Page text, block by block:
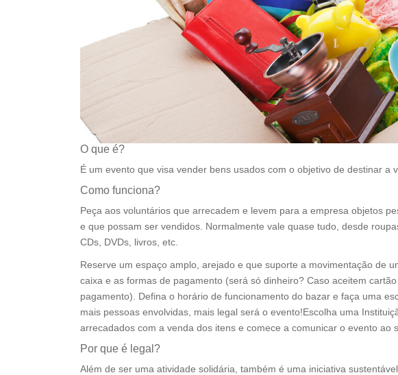
O que é?
É um evento que visa vender bens usados com o objetivo de destinar a
Como funciona?
Peça aos voluntários que arrecadem e levem para a empresa objetos
e que possam ser vendidos. Normalmente vale quase tudo, desde
CDs, DVDs, livros, etc.
Reserve um espaço amplo, arejado e que suporte a movimentação de
caixa e as formas de pagamento (será só dinheiro? Caso aceitem
pagamento). Defina o horário de funcionamento do bazar e faça uma
mais pessoas envolvidas, mais legal será o evento!Escolha uma
arrecadados com a venda dos itens e comece a comunicar o evento ao
Por que é legal?
Além de ser uma atividade solidária, também é uma iniciativa